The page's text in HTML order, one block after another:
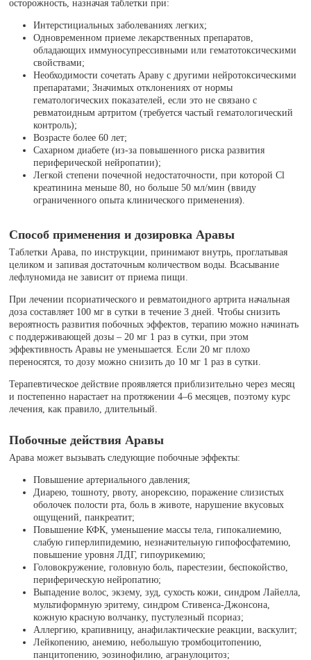
осторожность, назначая таблетки при:
Интерстициальных заболеваниях легких;
Одновременном приеме лекарственных препаратов,
обладающих иммуносупрессивными или гематотоксическими
свойствами;
Необходимости сочетать Араву с другими нейротоксическими
препаратами; Значимых отклонениях от нормы
гематологических показателей, если это не связано с
ревматоидным артритом (требуется частый гематологический
контроль);
Возрасте более 60 лет;
Сахарном диабете (из-за повышенного риска развития
периферической нейропатии);
Легкой степени почечной недостаточности, при которой Cl
креатинина меньше 80, но больше 50 мл/мин (ввиду
ограниченного опыта клинического применения).
Способ применения и дозировка Аравы
Таблетки Арава, по инструкции, принимают внутрь, проглатывая
целиком и запивая достаточным количеством воды. Всасывание
лефлуномида не зависит от приема пищи.
При лечении псориатического и ревматоидного артрита начальная
доза составляет 100 мг в сутки в течение 3 дней. Чтобы снизить
вероятность развития побочных эффектов, терапию можно начинать
с поддерживающей дозы – 20 мг 1 раз в сутки, при этом
эффективность Аравы не уменьшается. Если 20 мг плохо
переносятся, то дозу можно снизить до 10 мг 1 раз в сутки.
Терапевтическое действие проявляется приблизительно через месяц
и постепенно нарастает на протяжении 4–6 месяцев, поэтому курс
лечения, как правило, длительный.
Побочные действия Аравы
Арава может вызывать следующие побочные эффекты:
Повышение артериального давления;
Диарею, тошноту, рвоту, анорексию, поражение слизистых
оболочек полости рта, боль в животе, нарушение вкусовых
ощущений, панкреатит;
Повышение КФК, уменьшение массы тела, гипокалиемию,
слабую гиперлипидемию, незначительную гипофосфатемию,
повышение уровня ЛДГ, гипоурикемию;
Головокружение, головную боль, парестезии, беспокойство,
периферическую нейропатию;
Выпадение волос, экзему, зуд, сухость кожи, синдром Лайелла,
мультиформную эритему, синдром Стивенса-Джонсона,
кожную красную волчанку, пустулезный псориаз;
Аллергию, крапивницу, анафилактические реакции, васкулит;
Лейкопению, анемию, небольшую тромбоцитопению,
панцитопению, эозинофилию, агранулоцитоз;